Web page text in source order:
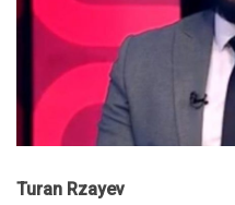
Turan Rzayev